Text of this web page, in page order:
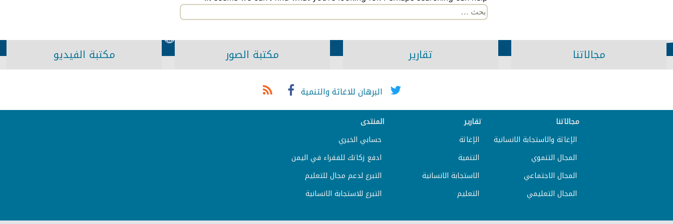
البحث
عن:
مجالاتنا تقارير مكتبة الصور مكتبة الفيديو
البرهان للاغاثة والتنمية
مجالاتنا
الإغاثة والاستجابة الانسانية
المجال التنموي
المجال الاجتماعي
المجال التعليمي
تقارير
الإغاثة
التنمية
الاستجابة الانسانية
التعليم
المنتدى
حسابي الخيري
ادفع زكاتك للفقراء في اليمن
التبرع لدعم مجال للتعليم
التبرع للاستجابة الانسانية